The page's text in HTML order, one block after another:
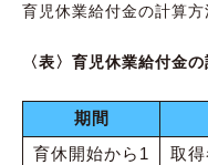
育児休業給付金の計算方
〈表〉育児休業給付金
期間
育休開始から1
取